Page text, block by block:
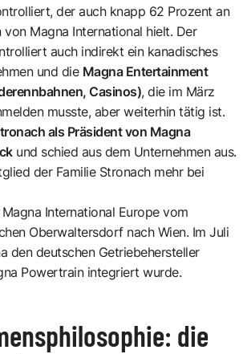
der auch knapp 62 Prozent an
Magna International hielt. Der
auch indirekt ein kanadisches
und die Magna Entertainment
Casinos), die im März
musste, aber weiterhin tätig ist.
als Präsident von Magna
und schied aus dem Unternehmen aus.
der Familie Stronach mehr bei
International Europe vom
Oberwaltersdorf nach Wien. Im Juli
den deutschen Getriebehersteller
Powertrain integriert wurde.
die